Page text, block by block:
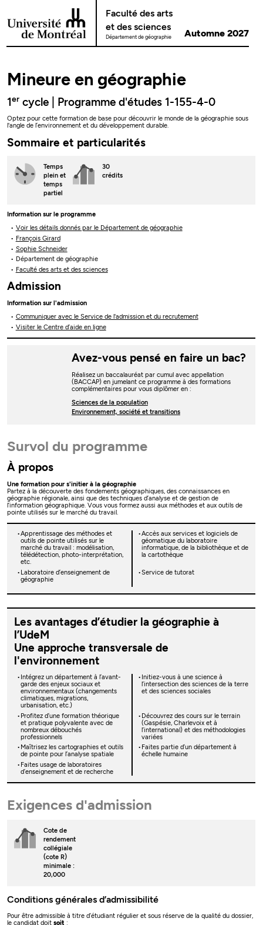
Passer au contenu
Faculté des arts
et des sciences
Département de géographie Automne 2027
Mineure en géographie
1er cycle | Programme d'études 1-155-4-0
Optez pour cette formation de base pour découvrir le monde de la géographie sous
l'angle de l’environnement et du développement durable.
Sommaire et particularités
Temps
plein et
temps
partiel
30
crédits
Information sur le programme
Voir les détails donnés par le Département de géographie
François Girard
Sophie Schneider
Département de géographie
Faculté des arts et des sciences
Admission
Information sur l'admission
Communiquer avec le Service de l'admission et du recrutement
Visiter le Centre d’aide en ligne
Avez-vous pensé en faire un bac?
Réalisez un baccalauréat par cumul avec appellation
(BACCAP) en jumelant ce programme à des formations
complémentaires pour vous diplômer en :
Sciences de la population
Environnement, société et transitions
Survol du programme
À propos
Une formation pour s'initier à la géographie
Partez à la découverte des fondements géographiques, des connaissances en
géographie régionale, ainsi que des techniques d’analyse et de gestion de
l’information géographique. Vous vous formez aussi aux méthodes et aux outils de
pointe utilisés sur le marché du travail.
Apprentissage des méthodes et
outils de pointe utilisés sur le
marché du travail : modélisation,
télédétection, photo-interprétation,
etc.
Accès aux services et logiciels de
géomatique du laboratoire
informatique, de la bibliothèque et de
la cartothèque
Laboratoire d’enseignement de
géographie
Service de tutorat
Les avantages d’étudier la géographie à
l’UdeM
Une approche transversale de
l'environnement
Intégrez un département à l’avant-
garde des enjeux sociaux et
environnementaux (changements
climatiques, migrations,
urbanisation, etc.)
Initiez-vous à une science à
l’intersection des sciences de la terre
et des sciences sociales
Profitez d’une formation théorique
et pratique polyvalente avec de
nombreux débouchés
professionnels
Découvrez des cours sur le terrain
(Gaspésie, Charlevoix et à
l’international) et des méthodologies
variées
Maîtrisez les cartographies et outils
de pointe pour l’analyse spatiale
Faites partie d’un département à
échelle humaine
Faites usage de laboratoires
d’enseignement et de recherche
Exigences d'admission
Cote de
rendement
collégiale
(cote R)
minimale :
20,000
Conditions générales d’admissibilité
Pour être admissible à titre d’étudiant régulier et sous réserve de la qualité du dossier,
le candidat doitsoit :